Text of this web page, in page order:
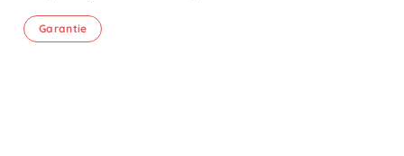
Garantie